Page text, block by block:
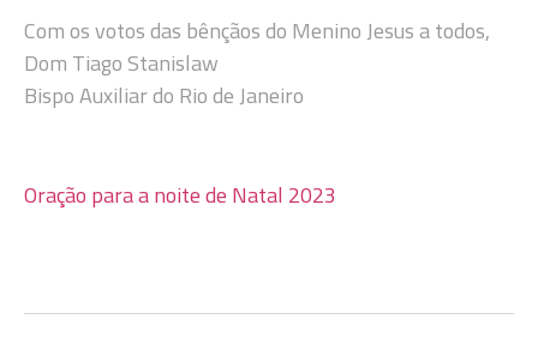
Com os votos das bênçãos do Menino Jesus a todos,
Dom Tiago Stanislaw
Bispo Auxiliar do Rio de Janeiro
Oração para a noite de Natal 2023